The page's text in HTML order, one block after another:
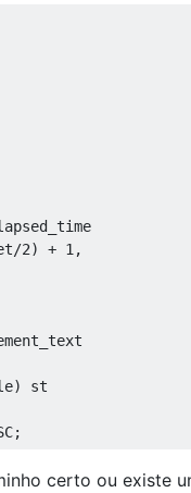
/2) + 1 ,
)
;
certo ou existe